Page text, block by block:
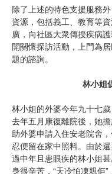
除了上述的特色支援服務
資源，包括義工、教育等
廣，向社區大衆傳授疾病
開關懷探訪活動，上門為
題的諮詢。
林小姐
林小姐的外婆今年九十七
去年五月康復離院後，她
助外婆申請入住安老院舍
忍便留在家中照料。由於
過中年且患眼疾的林小姐
身很辛苦，“天冷怕凍親佢